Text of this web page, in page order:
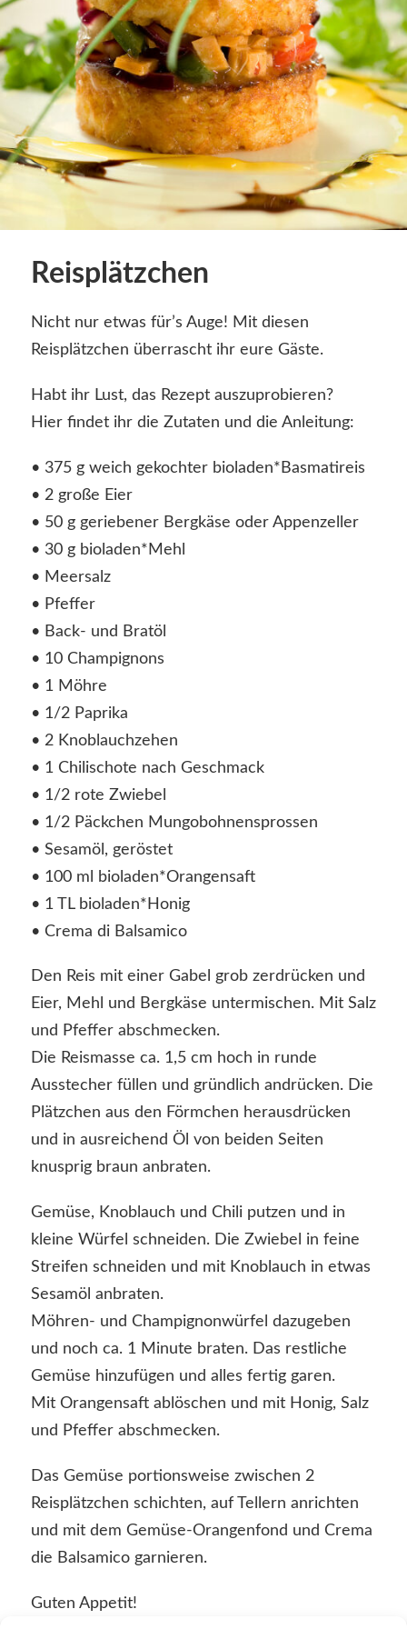
Reisplätzchen
Nicht nur etwas für’s Auge! Mit diesen
Reisplätzchen überrascht ihr eure Gäste.
Habt ihr Lust, das Rezept auszuprobieren?
Hier findet ihr die Zutaten und die Anleitung:
• 375 g weich gekochter bioladen*Basmatireis
• 2 große Eier
• 50 g geriebener Bergkäse oder Appenzeller
• 30 g bioladen*Mehl
• Meersalz
• Pfeffer
• Back- und Bratöl
• 10 Champignons
• 1 Möhre
• 1/2 Paprika
• 2 Knoblauchzehen
• 1 Chilischote nach Geschmack
• 1/2 rote Zwiebel
• 1/2 Päckchen Mungobohnensprossen
• Sesamöl, geröstet
• 100 ml bioladen*Orangensaft
• 1 TL bioladen*Honig
• Crema di Balsamico
Den Reis mit einer Gabel grob zerdrücken und
Eier, Mehl und Bergkäse untermischen. Mit Salz
und Pfeffer abschmecken.
Die Reismasse ca. 1,5 cm hoch in runde
Ausstecher füllen und gründlich andrücken. Die
Plätzchen aus den Förmchen herausdrücken
und in ausreichend Öl von beiden Seiten
knusprig braun anbraten.
Gemüse, Knoblauch und Chili putzen und in
kleine Würfel schneiden. Die Zwiebel in feine
Streifen schneiden und mit Knoblauch in etwas
Sesamöl anbraten.
Möhren- und Champignonwürfel dazugeben
und noch ca. 1 Minute braten. Das restliche
Gemüse hinzufügen und alles fertig garen.
Mit Orangensaft ablöschen und mit Honig, Salz
und Pfeffer abschmecken.
Das Gemüse portionsweise zwischen 2
Reisplätzchen schichten, auf Tellern anrichten
und mit dem Gemüse-Orangenfond und Crema
die Balsamico garnieren.
Guten Appetit!